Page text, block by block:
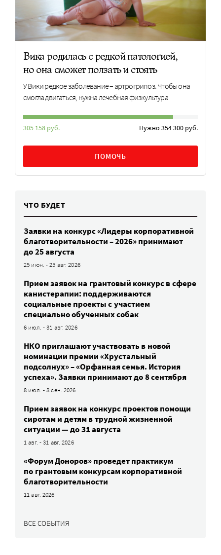
Вика родилась с редкой патологией,
но она сможет ползать и стоять
У Вики редкое заболевание – артрогрипоз. Чтобы она
смогла двигаться, нужна лечебная физкультура
305 158 руб. Нужно 354 300 руб.
ПОМОЧЬ
ЧТО БУДЕТ
Заявки на конкурс «Лидеры корпоративной
благотворительности – 2026» принимают
до 25 августа
25 июн. - 25 авг. 2026
Прием заявок на грантовый конкурс в сфере
канистерапии: поддерживаются
социальные проекты с участием
специально обученных собак
6 июл. - 31 авг. 2026
НКО приглашают участвовать в новой
номинации премии «Хрустальный
подсолнух» – «Орфанная семья. История
успеха». Заявки принимают до 8 сентября
8 июл. - 8 сен. 2026
Прием заявок на конкурс проектов помощи
сиротам и детям в трудной жизненной
ситуации — до 31 августа
1 авг. - 31 авг. 2026
«Форум Доноров» проведет практикум
по грантовым конкурсам корпоративной
благотворительности
11 авг. 2026
ВСЕ СОБЫТИЯ